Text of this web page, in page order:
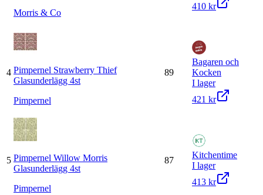
Morris & Co
410 kr
4 Pimpernel Strawberry Thief
Glasunderlägg 4st
Pimpernel
89
Bagaren och
Kocken
I lager
421 kr
5 Pimpernel Willow Morris
Glasunderlägg 4st
Pimpernel
87
Kitchentime
I lager
413 kr